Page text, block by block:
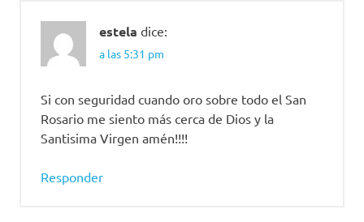
estela dice:
a las 5:31 pm
Si con seguridad cuando oro sobre todo el San
Rosario me siento más cerca de Dios y la
Santisima Virgen amén!!!!
Responder